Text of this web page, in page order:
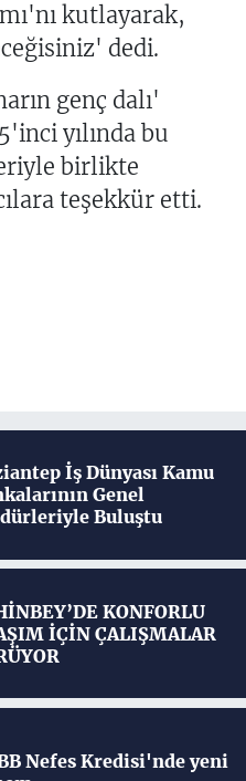
kutlayarak,
dedi.
genç dalı'
yılında bu
birlikte
teşekkür etti.
İş Dünyası Kamu
Genel
Buluştu
KONFORLU
İÇİN ÇALIŞMALAR
Nefes Kredisi'nde yeni